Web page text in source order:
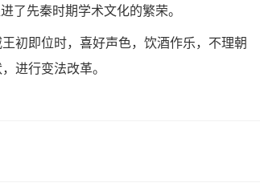
了先秦时期学术文化的繁荣。
初即位时，喜好声色，饮酒作乐，不理朝
进行变法改革。